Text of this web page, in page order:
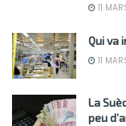
11
Qui va
11
La
peu